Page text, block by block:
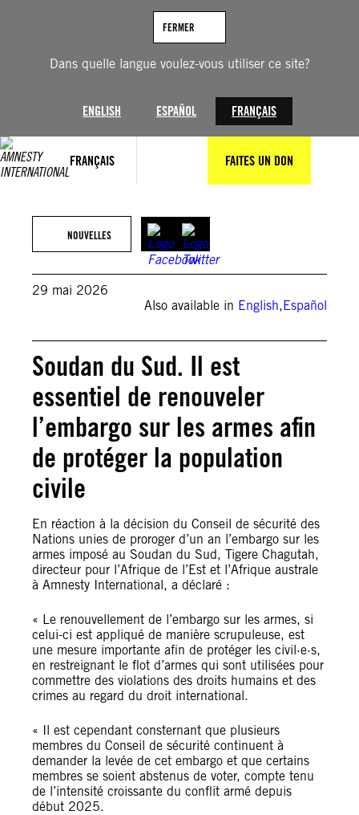
Dans quelle langue voulez-vous utiliser ce site?
ENGLISH ESPAÑOL FRANÇAIS
FERMER
FRANÇAIS FAITES UN DON
NOUVELLES
29 mai 2026
Also available in English,Español
Soudan du Sud. Il est
essentiel de renouveler
l’embargo sur les armes afin
de protéger la population
civile
En réaction à la décision du Conseil de sécurité des
Nations unies de proroger d’un an l’embargo sur les
armes imposé au Soudan du Sud, Tigere Chagutah,
directeur pour l’Afrique de l’Est et l’Afrique australe
à Amnesty International, a déclaré :
« Le renouvellement de l’embargo sur les armes, si
celui-ci est appliqué de manière scrupuleuse, est
une mesure importante afin de protéger les civil·e·s,
en restreignant le flot d’armes qui sont utilisées pour
commettre des violations des droits humains et des
crimes au regard du droit international.
« Il est cependant consternant que plusieurs
membres du Conseil de sécurité continuent à
demander la levée de cet embargo et que certains
membres se soient abstenus de voter, compte tenu
de l’intensité croissante du conflit armé depuis
début 2025.